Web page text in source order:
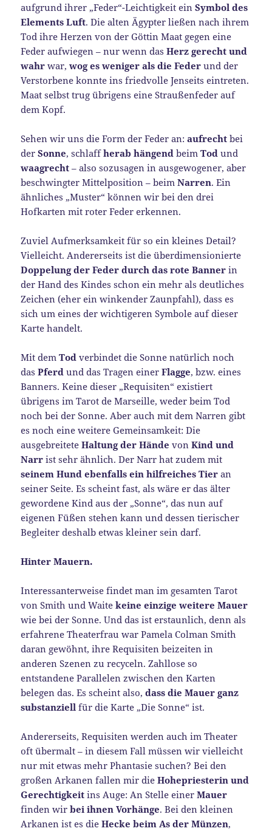
aufgrund ihrer „Feder“-Leichtigkeit einSymbol des
Elements Luft. Die alten Ägypter ließen nach ihrem
Tod ihre Herzen von der Göttin Maat gegen eine
Feder aufwiegen – nur wenn dasHerz gerecht und
wahrwar,wog es weniger als die Feder und der
Verstorbene konnte ins friedvolle Jenseits eintreten.
Maat selbst trug übrigens eine Straußenfeder auf
dem Kopf.
Sehen wir uns die Form der Feder an:aufrecht bei
derSonne, schlaffherab hängend beimTod und
waagrecht – also sozusagen in ausgewogener, aber
beschwingter Mittelposition – beimNarren. Ein
ähnliches „Muster“ können wir bei den drei
Hofkarten mit roter Feder erkennen.
Zuviel Aufmerksamkeit für so ein kleines Detail?
Vielleicht. Andererseits ist die überdimensionierte
Doppelung der Feder durch das rote Banner in
der Hand des Kindes schon ein mehr als deutliches
Zeichen (eher ein winkender Zaunpfahl), dass es
sich um eines der wichtigeren Symbole auf dieser
Karte handelt.
Mit demTod verbindet die Sonne natürlich noch
dasPferd und das Tragen einerFlagge, bzw. eines
Banners. Keine dieser „Requisiten“ existiert
übrigens im Tarot de Marseille, weder beim Tod
noch bei der Sonne. Aber auch mit dem Narren gibt
es noch eine weitere Gemeinsamkeit: Die
ausgebreiteteHaltung der Hände vonKind und
Narr ist sehr ähnlich. Der Narr hat zudem mit
seinem Hund ebenfalls ein hilfreiches Tier an
seiner Seite. Es scheint fast, als wäre er das älter
gewordene Kind aus der „Sonne“, das nun auf
eigenen Füßen stehen kann und dessen tierischer
Begleiter deshalb etwas kleiner sein darf.
Hinter Mauern.
Interessanterweise findet man im gesamten Tarot
von Smith und Waitekeine einzige weitere Mauer
wie bei der Sonne. Und das ist erstaunlich, denn als
erfahrene Theaterfrau war Pamela Colman Smith
daran gewöhnt, ihre Requisiten beizeiten in
anderen Szenen zu recyceln. Zahllose so
entstandene Parallelen zwischen den Karten
belegen das. Es scheint also,dass die Mauer ganz
substanziell für die Karte „Die Sonne“ ist.
Andererseits, Requisiten werden auch im Theater
oft übermalt – in diesem Fall müssen wir vielleicht
nur mit etwas mehr Phantasie suchen? Bei den
großen Arkanen fallen mir dieHohepriesterin und
Gerechtigkeit ins Auge: An Stelle einerMauer
finden wirbei ihnen Vorhänge. Bei den kleinen
Arkanen ist es dieHecke beim As der Münzen,